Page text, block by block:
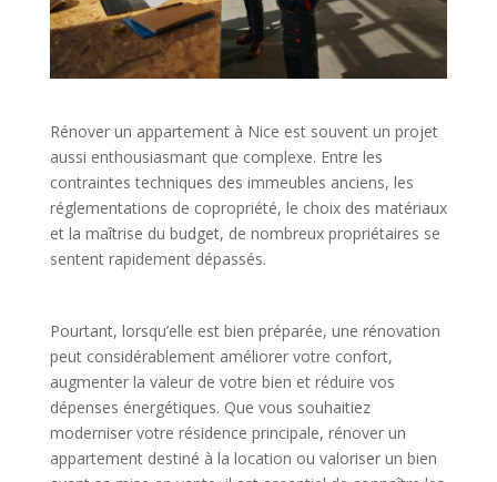
Rénover un appartement à Nice est souvent un projet
aussi enthousiasmant que complexe. Entre les
contraintes techniques des immeubles anciens, les
réglementations de copropriété, le choix des matériaux
et la maîtrise du budget, de nombreux propriétaires se
sentent rapidement dépassés.
Pourtant, lorsqu’elle est bien préparée, une rénovation
peut considérablement améliorer votre confort,
augmenter la valeur de votre bien et réduire vos
dépenses énergétiques. Que vous souhaitiez
moderniser votre résidence principale, rénover un
appartement destiné à la location ou valoriser un bien